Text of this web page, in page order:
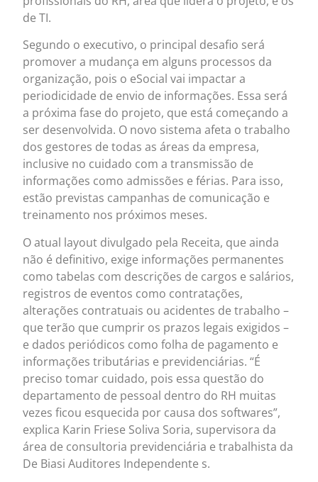
de TI.
Segundo o executivo, o principal desafio será
promover a mudança em alguns processos da
organização, pois o eSocial vai impactar a
periodicidade de envio de informações. Essa será
a próxima fase do projeto, que está começando a
ser desenvolvida. O novo sistema afeta o trabalho
dos gestores de todas as áreas da empresa,
inclusive no cuidado com a transmissão de
informações como admissões e férias. Para isso,
estão previstas campanhas de comunicação e
treinamento nos próximos meses.
O atual layout divulgado pela Receita, que ainda
não é definitivo, exige informações permanentes
como tabelas com descrições de cargos e salários,
registros de eventos como contratações,
alterações contratuais ou acidentes de trabalho –
que terão que cumprir os prazos legais exigidos –
e dados periódicos como folha de pagamento e
informações tributárias e previdenciárias. “É
preciso tomar cuidado, pois essa questão do
departamento de pessoal dentro do RH muitas
vezes ficou esquecida por causa dos softwares”,
explica Karin Friese Soliva Soria, supervisora da
área de consultoria previdenciária e trabalhista da
De Biasi Auditores Independente s.